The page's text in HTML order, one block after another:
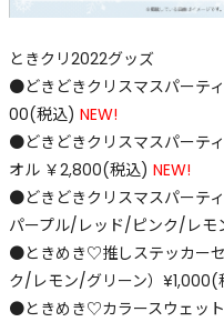
ときクリ2022グッズ
●どきどきクリスマスパーテ
00(税込) NEW!
●どきどきクリスマスパーテ
オル ￥2,800(税込) NEW!
●どきどきクリスマスパーテ
パープル/レッド/ピンク/レ
●ときめき♡推しステッカー
ク/レモン/グリーン）¥1,000(
●ときめき♡カラースウェッ